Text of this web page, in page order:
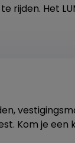
rijden. Het
Kom je een